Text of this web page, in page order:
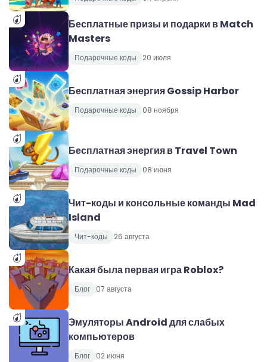
Бесплатные призы и подарки в Match
Masters
Подарочные коды 20 июля
Бесплатная энергия Gossip Harbor
Подарочные коды 08 ноября
Бесплатная энергия в Travel Town
Подарочные коды 08 июня
Чит-коды и консольные команды Mad
Island
Чит-коды 26 августа
Какая была первая игра Roblox?
Блог 07 августа
Эмуляторы Android для слабых
компьютеров
Блог 02 июня